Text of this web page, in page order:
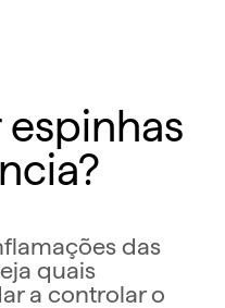
das
quais
a controlar o